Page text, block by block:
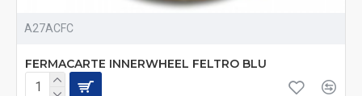
A27ACFC
FERMACARTE INNERWHEEL FELTRO BLU